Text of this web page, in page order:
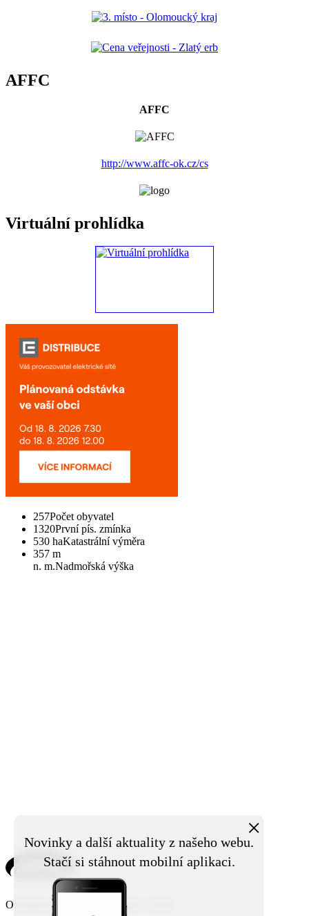
Novinky a další aktuality z našeho webu.
Stačí si stáhnout mobilní aplikaci.
×
AFFC
AFFC
http://www.affc-ok.cz/cs
Virtuální prohlídka
257Počet obyvatel
1320První pís. zmínka
530 haKatastrální výměra
357 m
n. m.Nadmořská výška
Oficiální stránky obce Rouské © 2026